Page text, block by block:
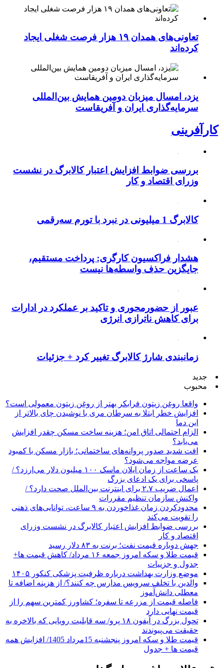
تعاونی‌های همدان ۱۹ هزار فرصت شغلی ایجاد
کرده‌اند
یزد، امسال میزبان دومین همایش بین‌المللی
سرمایه‌گذاری ایران و آفریقاست
کارآفرینی
بررسی ضوابط افزایش اعتبار کالابرگ در نشست
وزرای اقتصاد و کار
کالابرگ 1 میلیونی در نبرد با تورم سه‌رقمی
هشدار فراکسیون کارگری: پرداخت مستقیم،
جایگزین حذف واسطه‌ها نیست
عبور از حضورمحوری و تاکید بر عملکرد در ادارات
برای کاهش ناترازی انرژی
زمانبندی شارژ کالابرگ تغییر کرد + جزئیات
جدید
محبوب
واقعا روغن زیتون فرابکر بهتر از روغن زیتون معمولی است؟
افزایش خطر ابتلا به سرطان مری با نوشیدن چای بالاتر از
این دما
الزام احتمالی اتاق امن؛ هزینه ساخت مسکن چقدر افزایش
می‌یابد؟
افت شدید صدور پروانه‌های ساختمانی؛ بازار مسکن با کمبود
عرضه مواجه می‌شود؟
یک ساعت از زمان ایلان ماسک ۱۰۰ میلیون دلار می‌ارزد؟ /
پاسخی برای یک ادعای بزرگ
اعمال ضریب ۲.۷ برای اینترنت بین‌الملل صحت دارد؟ /
واکنش سازمان تنظیم مقررات
محدودکردن زمان غذاخوردن به ۹ ساعت، توانایی‌های ذهنی
را تقویت می‌کند
بررسی ضوابط افزایش اعتبار کالابرگ در نشست وزرای
اقتصاد و کار
جهش دوباره قیمت نفت؛ برنت به ۸۳ دلار رسید
قیمت طلا و سکه امروز جمعه ۱۶ مرداد/ کاهش قیمت ها+
جدول و جزییات
موضع وزارت بهداشت درباره ظرفیت پزشکی کنکور ۱۴۰۵
والدین با تخلف سرویس مدارس چه کنند؟/ از هزینه اضافه تا
معطلی دانش‌آموز
فاصله قیمت از مزرعه تا سفره؛ کشاورز کمترین سهم را از
قیمت نهایی دارد
تحول بزرگ در آیفون ۱۸ پرو/ سه قابلیت رویایی که بالاخره به
حقیقت می‌پیوندند
قیمت طلا و سکه امروز پنجشنبه 15مرداد 1405/ افزایش همه
قیمت ها + جدول